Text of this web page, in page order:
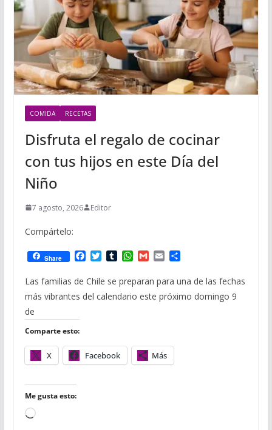
COMIDA RECETAS
Disfruta el regalo de cocinar
con tus hijos en este Día del
Niño
7 agosto, 2026 Editor
Compártelo:
Share
F
c
e
b
T
i
t
t
T
m
b
l
W
a
t
s
G
a
i
l
E
a
i
l
C
m
p
a
Las familias de Chile se preparan para una de las fechas
más vibrantes del calendario este próximo domingo 9
de
Comparte esto:
X Facebook Más
Me gusta esto:
C